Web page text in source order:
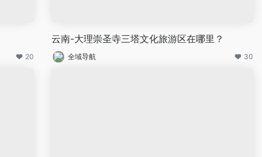
20
云南-大理崇圣寺三塔文化旅游区在哪里？
全域导航 30